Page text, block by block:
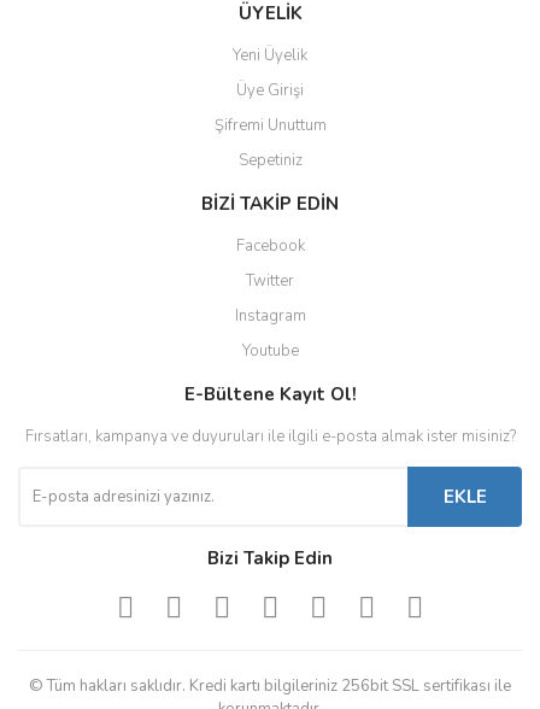
ÜYELİK
Yeni Üyelik
Üye Girişi
Şifremi Unuttum
Sepetiniz
BİZİ TAKİP EDİN
Facebook
Twitter
Instagram
Youtube
E-Bültene Kayıt Ol!
Fırsatları, kampanya ve duyuruları ile ilgili e-posta almak ister misiniz?
EKLE
Bizi Takip Edin
© Tüm hakları saklıdır. Kredi kartı bilgileriniz 256bit SSL sertifikası ile